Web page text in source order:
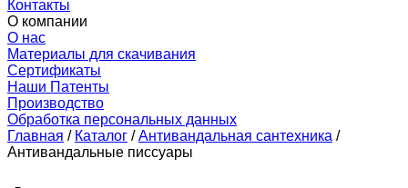
Контакты
О компании
О нас
Материалы для скачивания
Сертификаты
Наши Патенты
Производство
Обработка персональных данных
Главная / Каталог /Антивандальная сантехника /
Антивандальные писсуары